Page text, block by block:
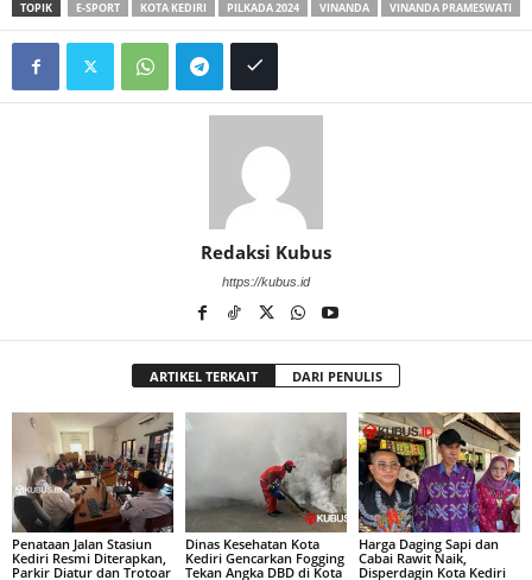
TOPIK E-SPORT KOTA KEDIRI PILKADA 2024 VINANDA VINANDA PRAMESWATI
Redaksi Kubus
https://kubus.id
ARTIKEL TERKAIT DARI PENULIS
Penataan Jalan Stasiun
Kediri Resmi Diterapkan,
Parkir Diatur dan Trotoar
Dinas Kesehatan Kota
Kediri Gencarkan Fogging
Tekan Angka DBD di Kota
Harga Daging Sapi dan
Cabai Rawit Naik,
Disperdagin Kota Kediri